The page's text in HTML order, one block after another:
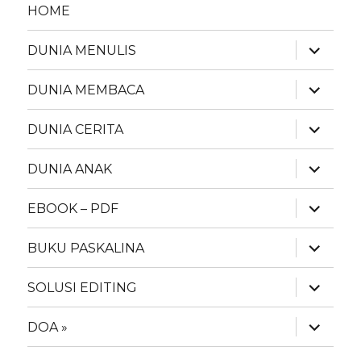
HOME
DUNIA MENULIS
expand
child
menu
DUNIA MEMBACA
expand
child
menu
DUNIA CERITA
expand
child
menu
DUNIA ANAK
expand
child
menu
EBOOK – PDF
expand
child
menu
BUKU PASKALINA
expand
child
menu
SOLUSI EDITING
expand
child
menu
DOA »
expand
child
menu